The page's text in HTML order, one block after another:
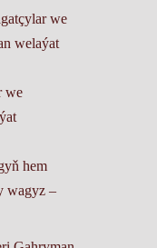
we
welaýat
we
hem
wagyz –